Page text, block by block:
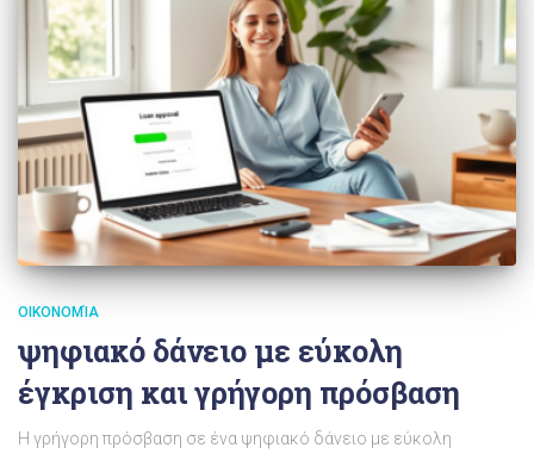
ΟΙΚΟΝΟΜΊΑ
ψηφιακό δάνειο με εύκολη
έγκριση και γρήγορη πρόσβαση
Η γρήγορη πρόσβαση σε ένα ψηφιακό δάνειο με εύκολη